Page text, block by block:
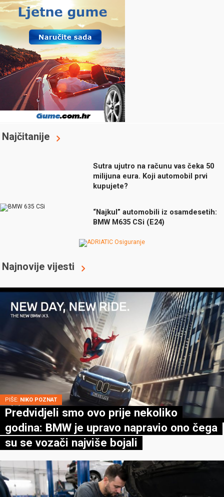
Najčitanije
Sutra ujutro na računu vas čeka 50
milijuna eura. Koji automobil prvi
kupujete?
“Najkul” automobili iz osamdesetih:
BMW M635 CSi (E24)
Najnovije vijesti
PIŠE: NIKO POZNAT
Predvidjeli smo ovo prije nekoliko
godina: BMW je upravo napravio ono čega
su se vozači najviše bojali